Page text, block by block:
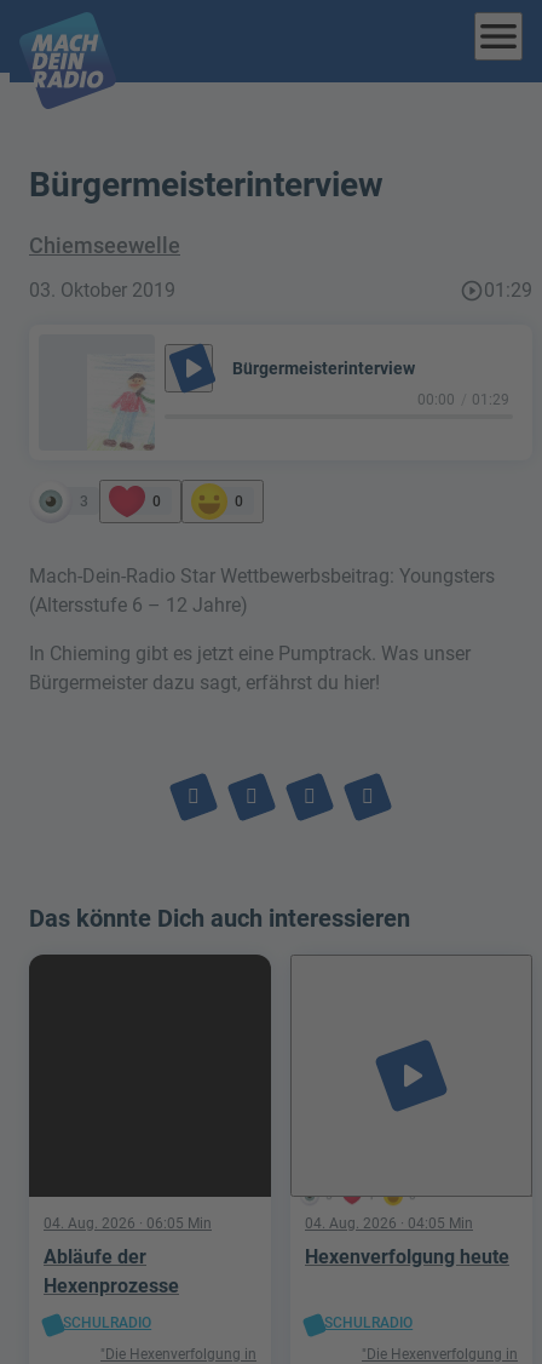
menu
Bürgermeisterinterview
Chiemseewelle
03. Oktober 2019 play_circle_outline01:29
play_arrow Bürgermeisterinterview
00:00 01:29
3 0 0
Mach-Dein-Radio Star Wettbewerbsbeitrag: Youngsters
(Altersstufe 6 – 12 Jahre)
In Chieming gibt es jetzt eine Pumptrack. Was unser
Bürgermeister dazu sagt, erfährst du hier!
Das könnte Dich auch interessieren
04. Aug. 2026 · 06:05 Min
Abläufe der
Hexenprozesse
SCHULRADIO
"Die Hexenverfolgung in
5 1 0
play_arrow
04. Aug. 2026 · 04:05 Min
Hexenverfolgung heute
SCHULRADIO
"Die Hexenverfolgung in